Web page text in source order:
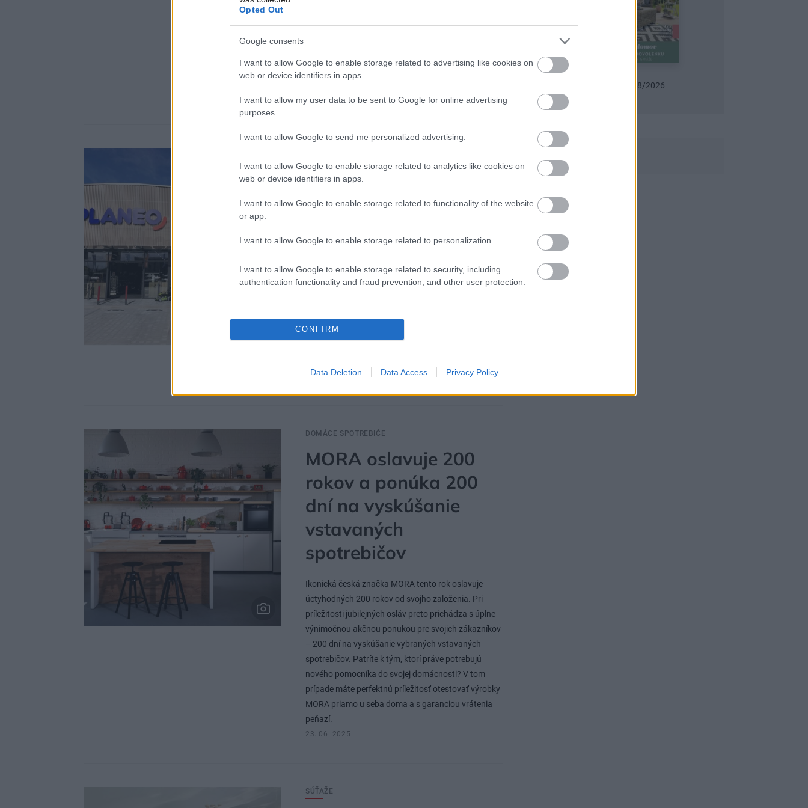
Opted Out
Google consents
I want to allow Google to enable storage related to advertising like cookies on
web or device identifiers in apps.
I want to allow my user data to be sent to Google for online advertising
purposes.
I want to allow Google to send me personalized advertising.
I want to allow Google to enable storage related to analytics like cookies on
web or device identifiers in apps.
I want to allow Google to enable storage related to functionality of the website
or app.
I want to allow Google to enable storage related to personalization.
I want to allow Google to enable storage related to security, including
authentication functionality and fraud prevention, and other user protection.
CONFIRM
Data Deletion Data Access Privacy Policy
priestranná a výkonná umývačka riadu – my sme sa
zamerali na tie od značky Whirlpool.
05. 08. 2025
Posledná šanca pred
letom! Jarný výpredaj
Teraz je ten správny moment osviežiť vybavenie
domácnosti – v PLANEO práve vrcholí jarný výpredaj
inteligentných pomocníkov do domácnosti za
27. 06. 2025
DOMÁCE SPOTREBIČE
MORA oslavuje 200
rokov a ponúka 200
dní na vyskúšanie
vstavaných
spotrebičov
Ikonická česká značka MORA tento rok oslavuje
úctyhodných 200 rokov od svojho založenia. Pri
príležitosti jubilejných osláv preto prichádza s úplne
výnimočnou akčnou ponukou pre svojich zákazníkov
– 200 dní na vyskúšanie vybraných vstavaných
spotrebičov. Patríte k tým, ktorí práve potrebujú
nového pomocníka do svojej domácnosti? V tom
prípade máte perfektnú príležitosť otestovať výrobky
MORA priamo u seba doma a s garanciou vrátenia
peňazí.
23. 06. 2025
SÚŤAŽE
Urob si sám 6/2026